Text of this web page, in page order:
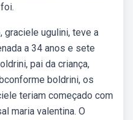
graciele ugulini, teve a
a 34 anos e sete
pai da criança,
boldrini, os
teriam começado com
maria valentina. O